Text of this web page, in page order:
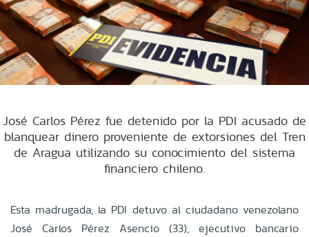
José Carlos Pérez fue detenido por la PDI acusado de
blanquear dinero proveniente de extorsiones del Tren
de Aragua utilizando su conocimiento del sistema
financiero chileno.
Esta madrugada, la PDI detuvo al ciudadano venezolano
José Carlos Pérez Asencio (33), ejecutivo bancario